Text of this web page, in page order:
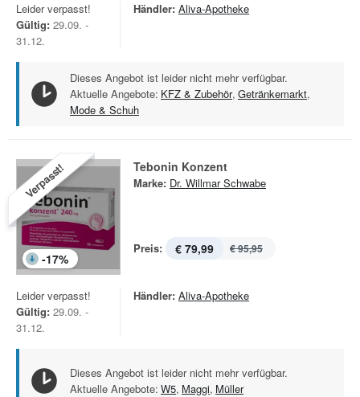
Leider verpasst!
Gültig: 29.09. -
31.12.
Händler: Aliva-Apotheke
Dieses Angebot ist leider nicht mehr verfügbar.
Aktuelle Angebote: KFZ & Zubehör, Getränkemarkt,
Mode & Schuh
Verpasst!
-17%
Tebonin Konzent
Marke: Dr. Willmar Schwabe
Preis: € 79,99 € 95,95
Leider verpasst!
Gültig: 29.09. -
31.12.
Händler: Aliva-Apotheke
Dieses Angebot ist leider nicht mehr verfügbar.
Aktuelle Angebote: W5, Maggi, Müller